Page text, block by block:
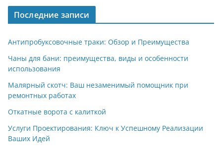
Последние записи
Антипробуксовочные траки: Обзор и Преимущества
Чаны для бани: преимущества, виды и особенности
использования
Малярный скотч: Ваш незаменимый помощник при
ремонтных работах
Откатные ворота с калиткой
Услуги Проектирования: Ключ к Успешному Реализации
Ваших Идей